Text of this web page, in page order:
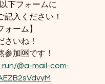
下フォームに
記入ください！
ォーム】
いね！
加🆗です！
@a-mail-com-